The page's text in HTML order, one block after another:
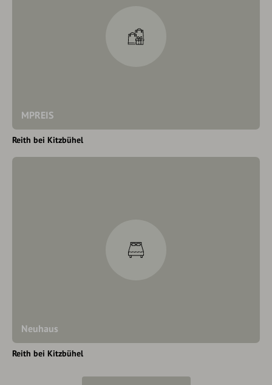
MPREIS
Reith bei Kitzbühel
Neuhaus
Reith bei Kitzbühel